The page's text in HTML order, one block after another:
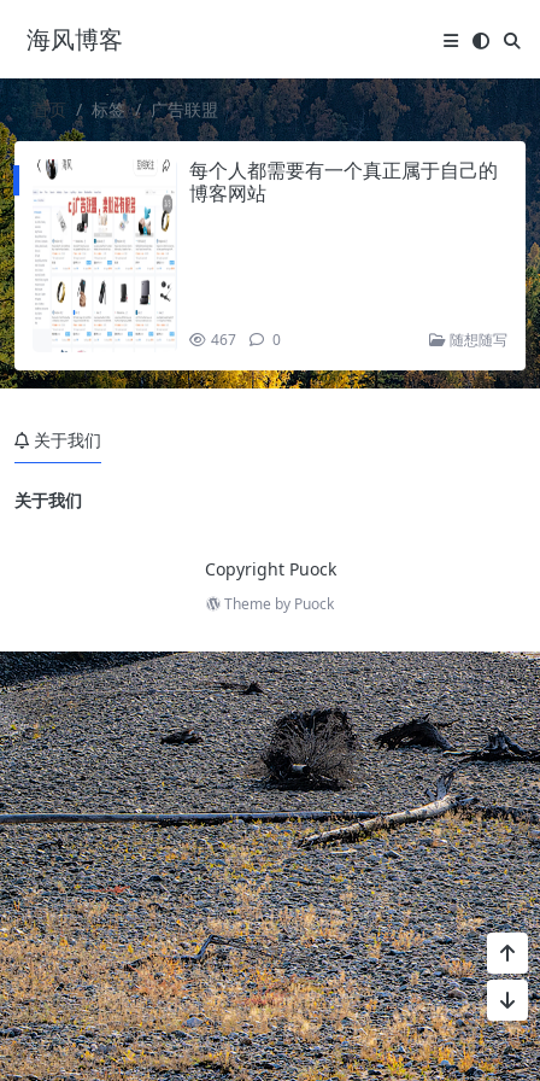
海风博客
首页 标签 广告联盟
每个人都需要有一个真正属于自己的
博客网站
467 0 随想随写
关于我们
关于我们
Copyright Puock
Theme by Puock